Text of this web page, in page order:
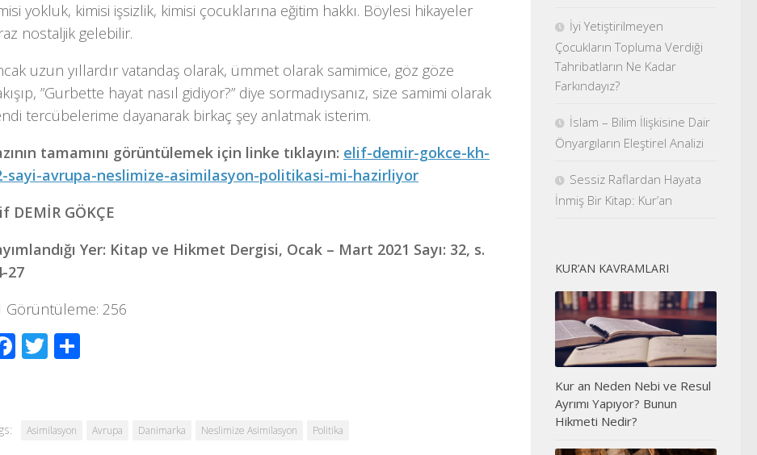
yokluk, kimisi işsizlik, kimisi çocuklarına eğitim hakkı. Böylesi hikayeler
nostaljik gelebilir.
uzun yıllardır vatandaş olarak, ümmet olarak samimice, göz göze
”Gurbette hayat nasıl gidiyor?” diye sormadıysanız, size samimi olarak
tercübelerime dayanarak birkaç şey anlatmak isterim.
tamamını görüntülemek için linke tıklayın: elif-demir-gokce-kh-
sayi-avrupa-neslimize-asimilasyon-politikasi-mi-hazirliyor
DEMİR GÖKÇE
Yer: Kitap ve Hikmet Dergisi, Ocak – Mart 2021 Sayı: 32, s.
27
Görüntüleme: 256
Facebook
Twitter
Asimilasyon Avrupa Danimarka Neslimize Asimilasyon Politika
İyi Yetiştirilmeyen
Çocukların Topluma Verdiği
Tahribatların Ne Kadar
Farkındayız?
İslam – Bilim İlişkisine Dair
Önyargıların Eleştirel Analizi
Sessiz Raflardan Hayata
İnmiş Bir Kitap: Kur’an
KUR’AN KAVRAMLARI
Kur an Neden Nebi ve Resul
Ayrımı Yapıyor? Bunun
Hikmeti Nedir?